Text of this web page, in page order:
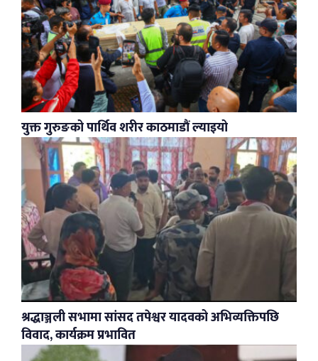
युक्त गुरुङको पार्थिव शरीर काठमाडौं ल्याइयो
श्रद्धाञ्जली सभामा सांसद तपेश्वर यादवको अभिव्यक्तिपछि
विवाद, कार्यक्रम प्रभावित